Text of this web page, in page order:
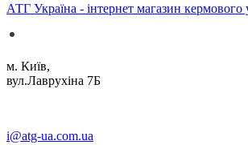
АТГ Україна - інтернет магазин кермового
м. Київ,
вул.Лаврухіна 7Б
i@atg-ua.com.ua